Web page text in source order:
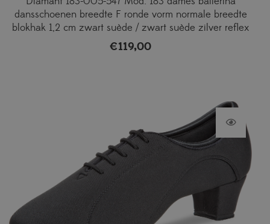
dansschoenen breedte F ronde vorm normale breedte
blokhak 1,2 cm zwart suède / zwart suède zilver reflex
€119,00